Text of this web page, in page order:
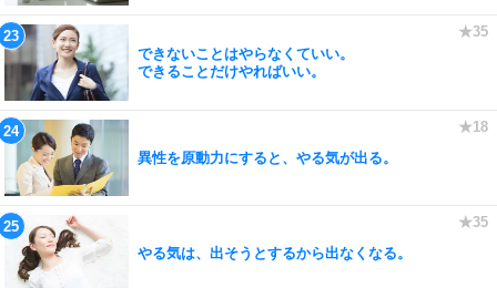
できないことはやらなくていい。
できることだけやればいい。
異性を原動力にすると、やる気が出る。
やる気は、出そうとするから出なくなる。